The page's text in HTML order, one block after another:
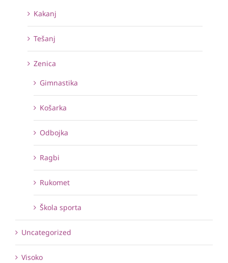
Kakanj
Tešanj
Zenica
Gimnastika
Košarka
Odbojka
Ragbi
Rukomet
Škola sporta
Uncategorized
Visoko